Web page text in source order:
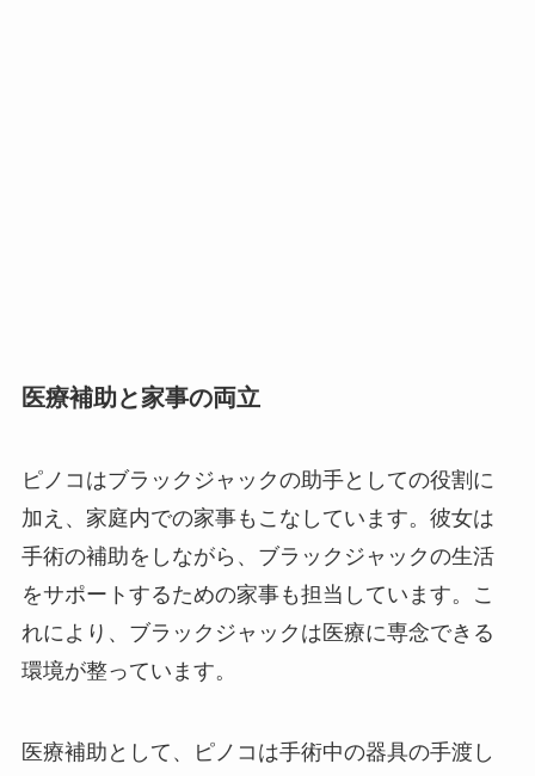
医療補助と家事の両立
ピノコはブラックジャックの助手としての役割に
加え、家庭内での家事もこなしています。彼女は
手術の補助をしながら、ブラックジャックの生活
をサポートするための家事も担当しています。こ
れにより、ブラックジャックは医療に専念できる
環境が整っています。
医療補助として、ピノコは手術中の器具の手渡し